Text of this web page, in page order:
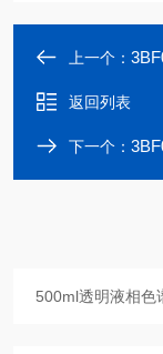
上一个：
返回列表
下一个：